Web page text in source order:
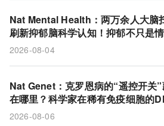
Nat Mental Health：两万余人大脑
刷新抑郁脑科学认知！抑郁不只是
病，视觉、运动脑区同步受损
2026-08-04
Nat Genet：克罗恩病的“遥控开关
在哪里？科学家在稀有免疫细胞的
折叠里找到了答案！
2026-08-06